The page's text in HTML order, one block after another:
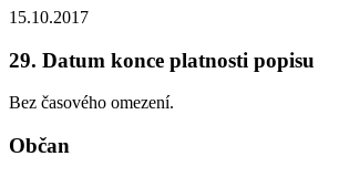
15.10.2017
29. Datum konce platnosti popisu
Bez časového omezení.
Občan